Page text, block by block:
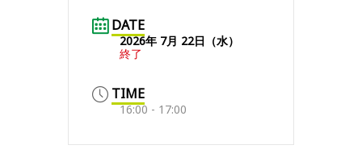
DATE
2026年 7月 22日（水）
終了
TIME
16:00 - 17:00